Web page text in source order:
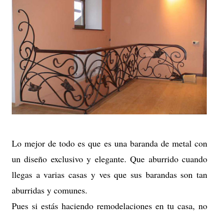
Lo mejor de todo es que es una baranda de metal con
un diseño exclusivo y elegante. Que aburrido cuando
llegas a varias casas y ves que sus barandas son tan
aburridas y comunes.
Pues si estás haciendo remodelaciones en tu casa, no